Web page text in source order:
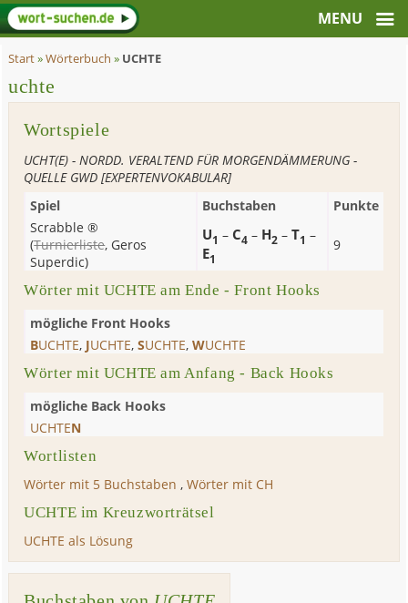
Start»Wörterbuch » UCHTE
uchte
Wortspiele
UCHT(E) - NORDD. VERALTEND FÜR MORGENDÄMMERUNG -
QUELLE GWD [EXPERTENVOKABULAR]
Spiel
Buchstaben
Punkte
Scrabble ®
(Turnierliste, Geros
Superdic)
U1 – C4 – H2 –T1 –
E1
9
Wörter mit UCHTE am Ende - Front Hooks
mögliche Front Hooks
BUCHTE, JUCHTE,SUCHTE,WUCHTE
Wörter mit UCHTE am Anfang - Back Hooks
mögliche Back Hooks
UCHTEN
Wortlisten
Wörter mit 5 Buchstaben ,Wörter mit CH
UCHTE im Kreuzworträtsel
UCHTE als Lösung